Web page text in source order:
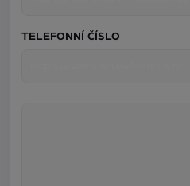
TELEFONNÍ ČÍSLO